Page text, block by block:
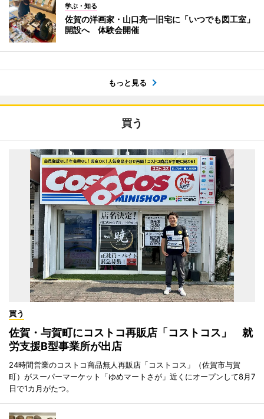
学ぶ・知る
佐賀の洋画家・山口亮一旧宅に「いつでも図工室」
開設へ 体験会開催
もっと見る
買う
買う
佐賀・与賀町にコストコ再販店「コストコス」 就
労支援B型事業所が出店
24時間営業のコストコ商品無人再販店「コストコス」（佐賀市与賀
町）がスーパーマーケット「ゆめマートさが」近くにオープンして8月7
日で1カ月がたつ。